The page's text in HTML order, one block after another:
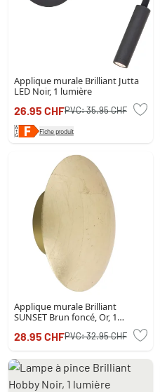
Applique murale Brilliant Jutta
LED Noir, 1 lumière
26.95 CHFPVC:35.95 CHF
Fiche produit
Applique murale Brilliant
SUNSET Brun foncé, Or, 1
28.95 CHFPVC:32.95 CHF